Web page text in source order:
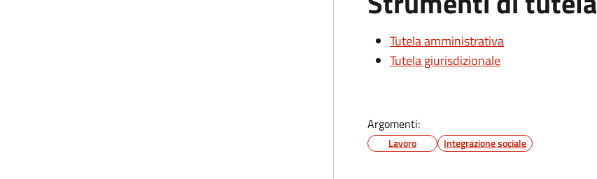
Tutela amministrativa
Tutela giurisdizionale
Argomenti:
Lavoro Integrazione sociale